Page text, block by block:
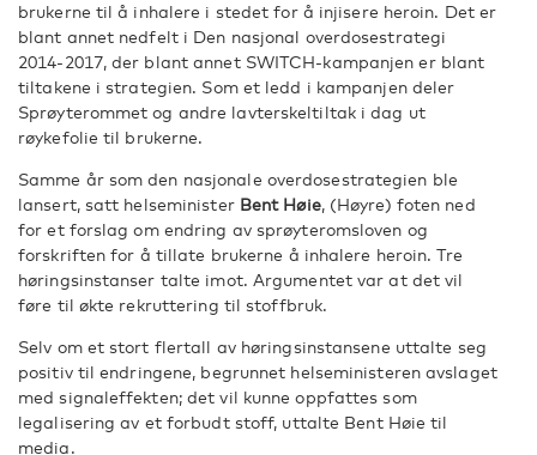
brukerne til å inhalere i stedet for å injisere heroin. Det er
blant annet nedfelt i Den nasjonal overdosestrategi
2014-2017, der blant annet SWITCH-kampanjen er blant
tiltakene i strategien. Som et ledd i kampanjen deler
Sprøyterommet og andre lavterskeltiltak i dag ut
røykefolie til brukerne.
Samme år som den nasjonale overdosestrategien ble
lansert, satt helseminister Bent Høie, (Høyre) foten ned
for et forslag om endring av sprøyteromsloven og
forskriften for å tillate brukerne å inhalere heroin. Tre
høringsinstanser talte imot. Argumentet var at det vil
føre til økte rekruttering til stoffbruk.
Selv om et stort flertall av høringsinstansene uttalte seg
positiv til endringene, begrunnet helseministeren avslaget
med signaleffekten; det vil kunne oppfattes som
legalisering av et forbudt stoff, uttalte Bent Høie til
media.